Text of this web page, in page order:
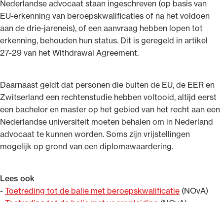
Nederlandse advocaat staan ingeschreven (op basis van
EU-erkenning van beroepskwalificaties of na het voldoen
aan de drie-jareneis), of een aanvraag hebben lopen tot
erkenning, behouden hun status. Dit is geregeld in artikel
27-29 van het Withdrawal Agreement.
Daarnaast geldt dat personen die buiten de EU, de EER en
Zwitserland een rechtenstudie hebben voltooid, altijd eerst
een bachelor en master op het gebied van het recht aan een
Nederlandse universiteit moeten behalen om in Nederland
advocaat te kunnen worden. Soms zijn vrijstellingen
mogelijk op grond van een diplomawaardering.
Lees ook
- Toetreding tot de balie met beroepskwalificatie (NOvA)